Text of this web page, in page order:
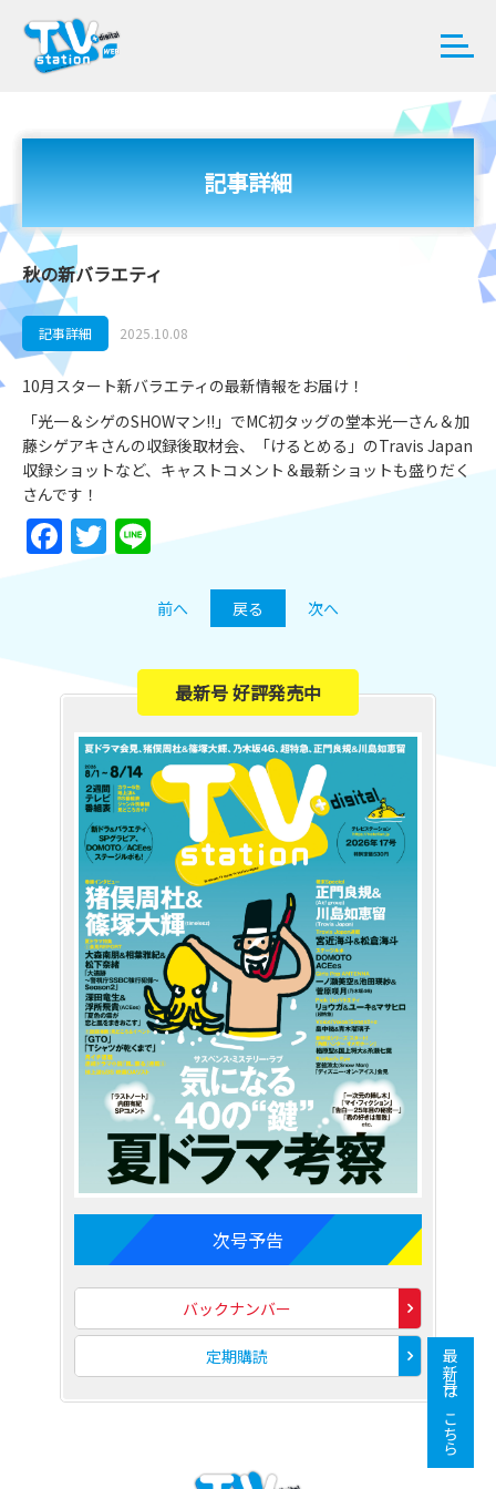
記事詳細
秋の新バラエティ
記事詳細 2025.10.08
10月スタート新バラエティの最新情報をお届け！
「光一＆シゲのSHOWマン!!」でMC初タッグの堂本光一さん＆加
藤シゲアキさんの収録後取材会、「けるとめる」のTravis Japan
収録ショットなど、キャストコメント＆最新ショットも盛りだく
さんです！
Facebook
Twitter
前へ 戻る 次へ
最新号 好評発売中
次号予告
バックナンバー
定期購読 最新号はこちら